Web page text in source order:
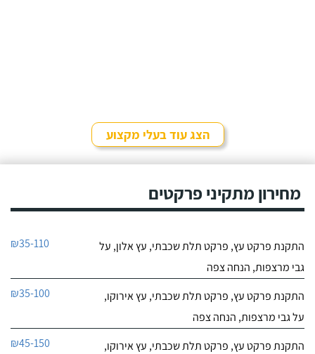
הצג עוד בעלי מקצוע
מחירון מתקיני פרקטים
התקנת פרקט עץ, פרקט תלת שכבתי, עץ אלון, על
גבי מרצפות, הנחה צפה
₪35-110
התקנת פרקט עץ, פרקט תלת שכבתי, עץ אירוקו,
על גבי מרצפות, הנחה צפה
₪35-100
התקנת פרקט עץ, פרקט תלת שכבתי, עץ אירוקו,
₪45-150